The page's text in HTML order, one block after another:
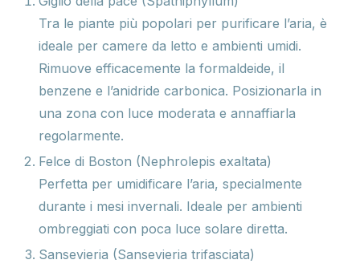
Tra le piante più popolari per purificare l’aria, è
ideale per camere da letto e ambienti umidi.
Rimuove efficacemente la formaldeide, il
benzene e l’anidride carbonica. Posizionarla in
una zona con luce moderata e annaffiarla
regolarmente.
Felce di Boston (Nephrolepis exaltata)
Perfetta per umidificare l’aria, specialmente
durante i mesi invernali. Ideale per ambienti
ombreggiati con poca luce solare diretta.
Sansevieria (Sansevieria trifasciata)